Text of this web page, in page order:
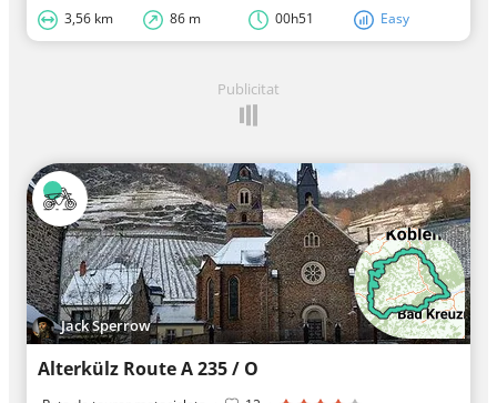
3,56 km 86 m 00h51 Easy
Publicitat
Jack Sperrow
Alterkülz Route A 235 / O